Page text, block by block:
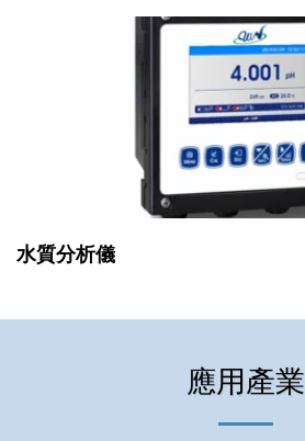
水質分析儀
應用產業